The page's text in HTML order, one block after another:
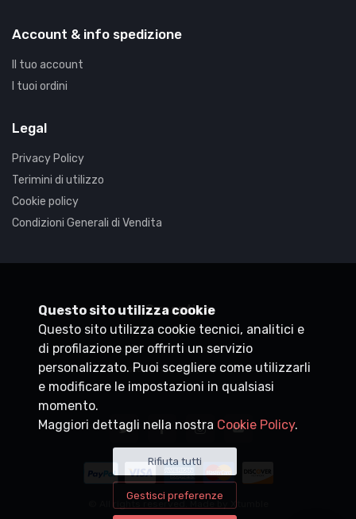
Account & info spedizione
Il tuo account
I tuoi ordini
Legal
Privacy Policy
Terimini di utilizzo
Cookie policy
Condizioni Generali di Vendita
Synaptica
P.IVA 05830520960
+39 0200704272
customercare@synaptica.info
© All rights reserved. Made by
Questo sito utilizza cookie
Questo sito utilizza cookie tecnici, analitici e
di profilazione per offrirti un servizio
personalizzato. Puoi scegliere come utilizzarli
e modificare le impostazioni in qualsiasi
momento.
Maggiori dettagli nella nostra Cookie Policy.
Rifiuta tutti
Gestisci preferenze